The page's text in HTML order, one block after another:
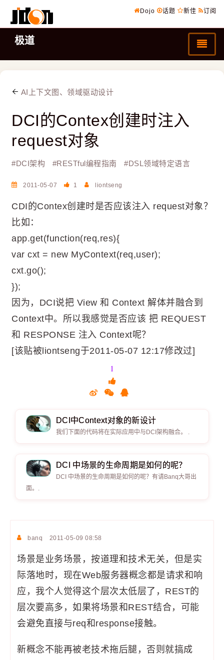
Dojo 话题 新佳 订阅
极道
AI上下文图、领域驱动设计
DCI的Contex创建时注入
request对象
#DCI架构 #RESTful编程指南 #DSL领域特定语言
2011-05-07 1 liontseng
CDI的Contex创建时是否应该注入 request对象？
比如：
app.get(function(req,res){
var cxt = new MyContext(req,user);
cxt.go();
});
因为，DCI说把 View 和 Context 解体并融合到
Context中。所以我感觉是否应该 把 REQUEST
和 RESPONSE 注入 Context呢？
[该贴被liontseng于2011-05-07 12:17修改过]
1
DCI中Context对象的新设计
我们下面的代码将在实际应用中与DCI架构融合。 .
DCI 中场景的生命周期是如何的呢？
DCI 中场景的生命周期是如何的呢？有请Banq大哥出
面。.
banq 2011-05-09 08:58
场景是业务场景，按道理和技术无关，但是实
际落地时，现在Web服务器概念都是请求和响
应，我个人觉得这个层次太低层了，REST的
层次要高多，如果将场景和REST结合，可能
会避免直接与req和response接触。
新概念不能再被老技术拖后腿，否则就搞成